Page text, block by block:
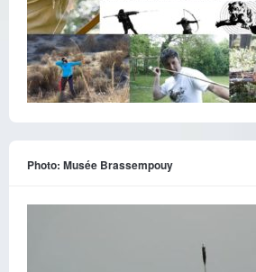
Photo: Musée Brassempouy